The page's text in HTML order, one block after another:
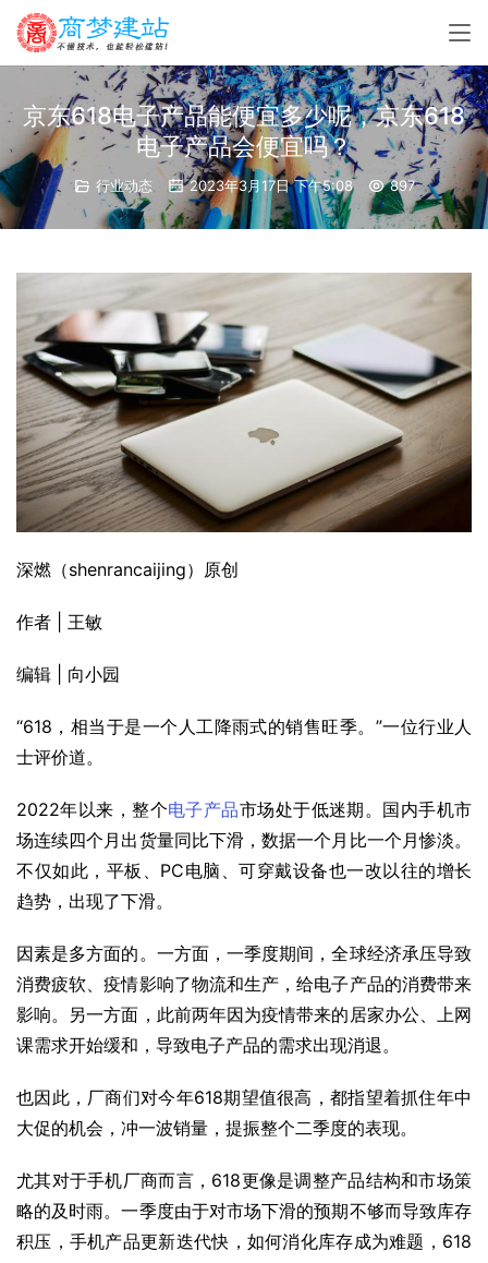
京东618电子产品能便宜多少呢，京东618
电子产品会便宜吗？
行业动态 2023年3月17日 下午5:08 897
深燃（shenrancaijing）原创
作者 | 王敏
编辑 | 向小园
“618，相当于是一个人工降雨式的销售旺季。”一位行业人
士评价道。
2022年以来，整个电子产品市场处于低迷期。国内手机市
场连续四个月出货量同比下滑，数据一个月比一个月惨淡。
不仅如此，平板、PC电脑、可穿戴设备也一改以往的增长
趋势，出现了下滑。
因素是多方面的。一方面，一季度期间，全球经济承压导致
消费疲软、疫情影响了物流和生产，给电子产品的消费带来
影响。另一方面，此前两年因为疫情带来的居家办公、上网
课需求开始缓和，导致电子产品的需求出现消退。
也因此，厂商们对今年618期望值很高，都指望着抓住年中
大促的机会，冲一波销量，提振整个二季度的表现。
尤其对于手机厂商而言，618更像是调整产品结构和市场策
略的及时雨。一季度由于对市场下滑的预期不够而导致库存
积压，手机产品更新迭代快，如何消化库存成为难题，618